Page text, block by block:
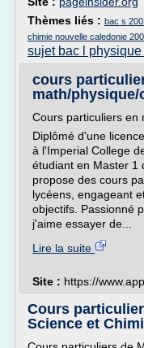
Thèmes liés : bac s
chimie nouvelle caledonie
sujet bac l
cours
math/physique/
Cours particuliers en
Diplômé d'une
à l'Imperial College
étudiant en Master 1
propose des cours
lycéens, engageant
objectifs. Passionné
j'aime essayer de...
Lire la suite
Site : https://
Cours
Science et